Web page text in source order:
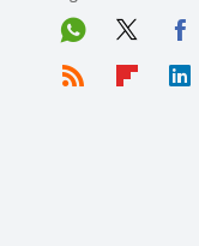
Wh
Twit
Fac